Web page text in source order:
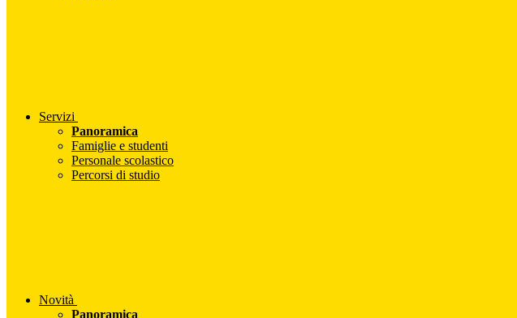
Servizi
Panoramica
Famiglie e studenti
Personale scolastico
Percorsi di studio
Novità
Panoramica